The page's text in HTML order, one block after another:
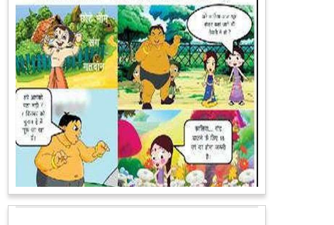
पेट पकड़ कर हंसने पर मजबूर हो जायेंगे आप जानवरों की ये अदाएं
देखकर
कल्पना कीजिये उस दृश्य की, जिसमें कोई गिलहरी किसी मेंढक के
साथ लिप-लॉक कर रही हो। गिलहरी झूला झूल रही हो। आगे पढ़ें